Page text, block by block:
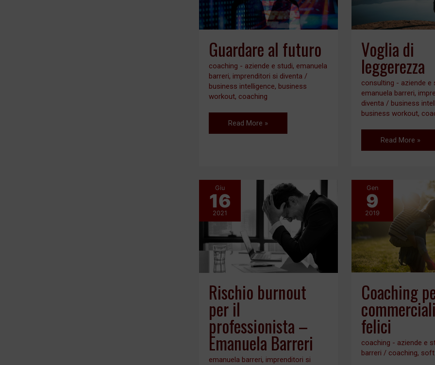
Guardare al futuro
coaching - aziende e studi, emanuela
barreri, imprenditori si diventa /
business intelligence, business
workout, coaching
Read More »
Voglia di
leggerezza
consulting - aziende e
emanuela barreri,
diventa / business
business workout,
Read More »
Giu
16
2021
Rischio burnout
per il
professionista –
Emanuela Barreri
emanuela barreri, imprenditori si
Rischio
burnout
il
professionista
–
Emanuela
Gen
9
2019
Coaching
felici
coaching - aziende e
barreri / coaching, soft
commercialisti
felici